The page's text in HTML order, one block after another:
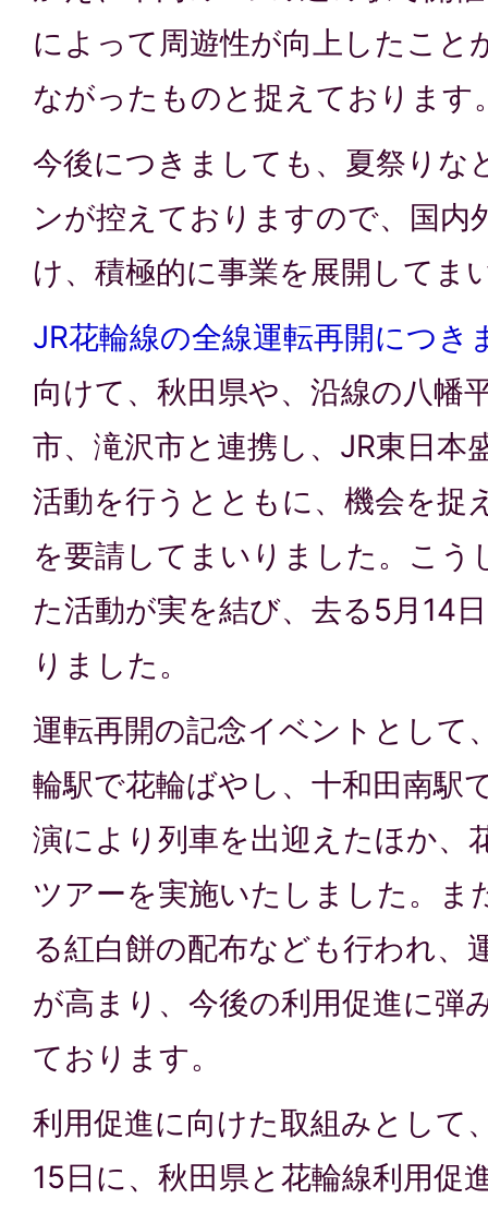
によって周遊性が向上したこと
ながったものと捉えております
今後につきましても、夏祭りな
ンが控えておりますので、国内
け、積極的に事業を展開してま
JR花輪線の全線運転再開につき
向けて、秋田県や、沿線の八幡
市、滝沢市と連携し、JR東日本
活動を行うとともに、機会を捉
を要請してまいりました。こう
た活動が実を結び、去る5月14
りました。
運転再開の記念イベントとして
輪駅で花輪ばやし、十和田南駅
演により列車を出迎えたほか、
ツアーを実施いたしました。ま
る紅白餅の配布なども行われ、
が高まり、今後の利用促進に弾
ております。
利用促進に向けた取組みとして
15日に、秋田県と花輪線利用促